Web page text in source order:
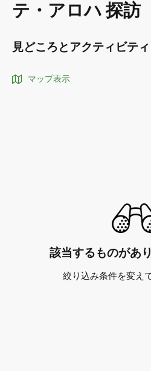
テ・アロハ 探訪
見どころとアクティビテ
マップ表示
該当するものがあ
絞り込み条件を変え